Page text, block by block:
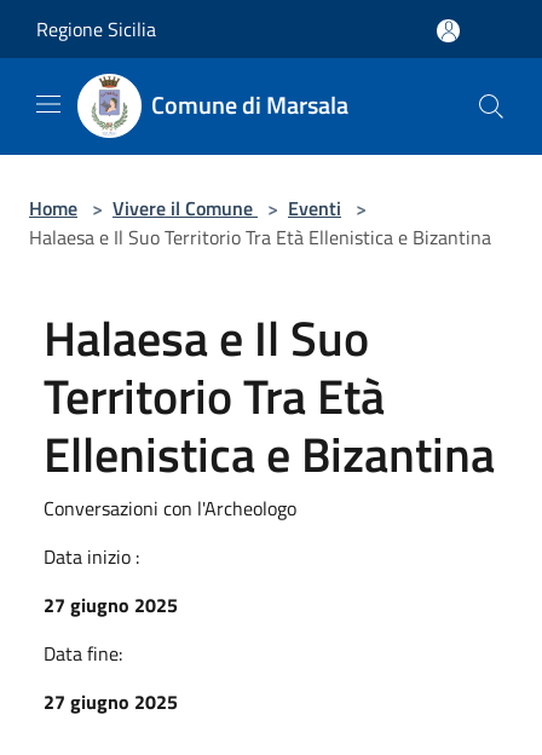
Regione Sicilia
Comune di Marsala
Home > Vivere il Comune > Eventi >
Halaesa e Il Suo Territorio Tra Età Ellenistica e Bizantina
Halaesa e Il Suo
Territorio Tra Età
Ellenistica e Bizantina
Conversazioni con l'Archeologo
Data inizio :
27 giugno 2025
Data fine:
27 giugno 2025